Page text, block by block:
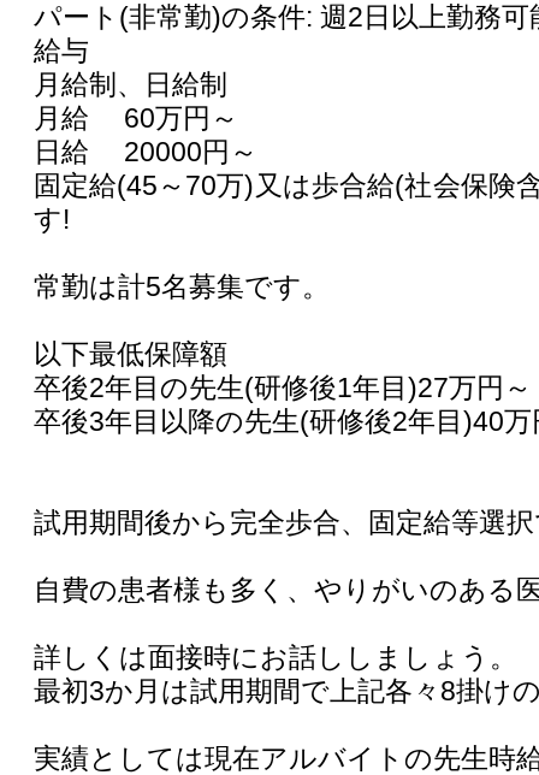
パート(非常勤)の条件: 週2日以上勤務可
給与
月給制、日給制
月給 60万円～
日給 20000円～
固定給(45～70万)又は歩合給(社会保険
す!
常勤は計5名募集です。
以下最低保障額
卒後2年目の先生(研修後1年目)27万円～
卒後3年目以降の先生(研修後2年目)40万
試用期間後から完全歩合、固定給等選
自費の患者様も多く、やりがいのある
詳しくは面接時にお話ししましょう。
最初3か月は試用期間で上記各々8掛け
実績としては現在アルバイトの先生時